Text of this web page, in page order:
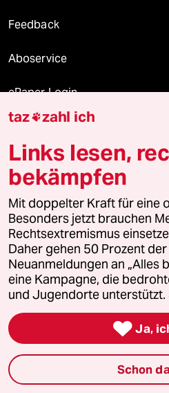
Feedback
Aboservice
ePaper Login
Downloads für Abonnierende
© 2026 taz Verlags und
Alle Rechte vorbehalten. Bei
wenden Sie sich bitte an
lizenzen@taz.de
Feedback Redaktionsstatut
Leitlinie Informant
Seitenwende Einwilligungen
taz zahl ich
Links lesen,
bekämpfen
Mit doppelter Kraft für eine
Besonders jetzt brauchen
Rechtsextremismus
Daher gehen 50 Prozent
Neuanmeldungen an „Alles
eine Kampagne, die
und Jugendorte unterstützt.
 Ja,
Schon